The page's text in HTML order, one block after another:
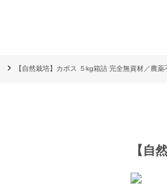
【自然栽培】カボス ５kg箱詰 完全無資材／農
【自